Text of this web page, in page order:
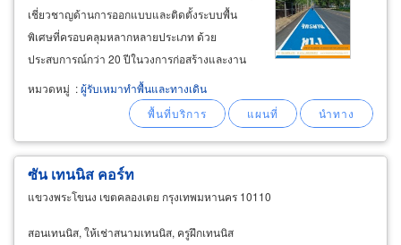
เชี่ยวชาญด้านการออกแบบและติดตั้งระบบพื้น
พิเศษที่ครอบคลุมหลากหลายประเภท ด้วย
ประสบการณ์กว่า 20 ปีในวงการก่อสร้างและงาน
พื้น เรามีความมุ่งมั่นในการให้บริการลูกค้าด้วย
มาตรฐานระดับสากล ไม่ว่าจะเป็นงานติดตั้งพื้น
สำหรับโรงงานอุตสาหกรรม สนามกีฬา หรือพื้น
สังเคราะห์เฉพาะทางที่ตอบโจทย์การใช้งานในทุก
สภาพแวดล้อม
หมวดหมู่ :ผู้รับเหมาทำพื้นและทางเดิน
ซัน เทนนิส คอร์ท
แขวงพระโขนง เขตคลองเตย กรุงเทพมหานคร 10110
สอนเทนนิส, ให้เช่าสนามเทนนิส, ครูฝึกเทนนิส